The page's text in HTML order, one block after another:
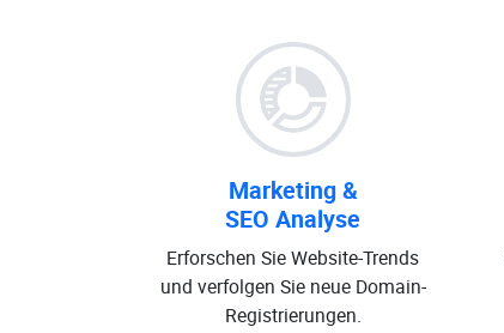
Marketing &
SEO Analyse
Erforschen Sie Website-Trends
und verfolgen Sie neue Domain-
Registrierungen.